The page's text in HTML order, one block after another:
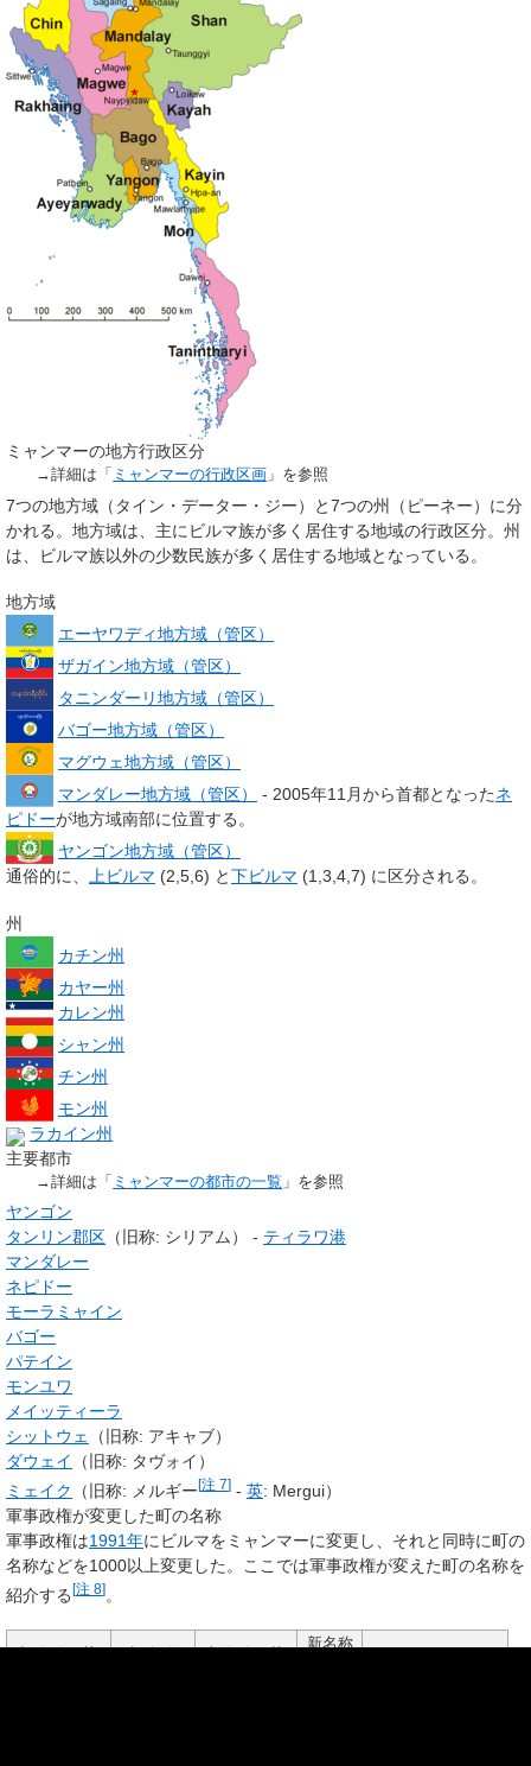
ミャンマーの地方行政区分
→詳細は「 ミャンマーの行政区画 」を参照
7つの地方域 （タイン・データー・ジー）と7つの州 （ピーネー）に分
かれる。地方域は、主にビルマ族が多く居住する地域の行政区分。州
は、ビルマ族以外の少数民族が多く居住する地域となっている。
地方域
エーヤワディ地方域（管区）
ザガイン地方域（管区）
タニンダーリ地方域（管区）
バゴー地方域（管区）
マグウェ地方域（管区）
マンダレー地方域（管区）
- 2005年11月から首都となったネ
ピドーが地方域南部に位置する。
ヤンゴン地方域（管区）
通俗的に、
上ビルマ (2,5,6) と下ビルマ (1,3,4,7) に区分される。
州
カチン州
カヤー州
カレン州
シャン州
チン州
モン州
ラカイン州
主要都市
→詳細は「 ミャンマーの都市の一覧 」を参照
ヤンゴン
タンリン郡区 （旧称: シリアム） - ティラワ港
マンダレー
ネピドー
モーラミャイン
バゴー
パテイン
モンユワ
メイッティーラ
シットウェ
（旧称: アキャブ）
ダウェイ
（旧称: タヴォイ）
ミェイク
（旧称: メルギー[注 7] - 英: Mergui）
軍事政権が変更した町の名称
軍事政権は1991年にビルマをミャンマーに変更し、それと同時に町の
名称などを1000以上変更した。ここでは軍事政権が変えた町の名称を
紹介する[注 8]。
新名称